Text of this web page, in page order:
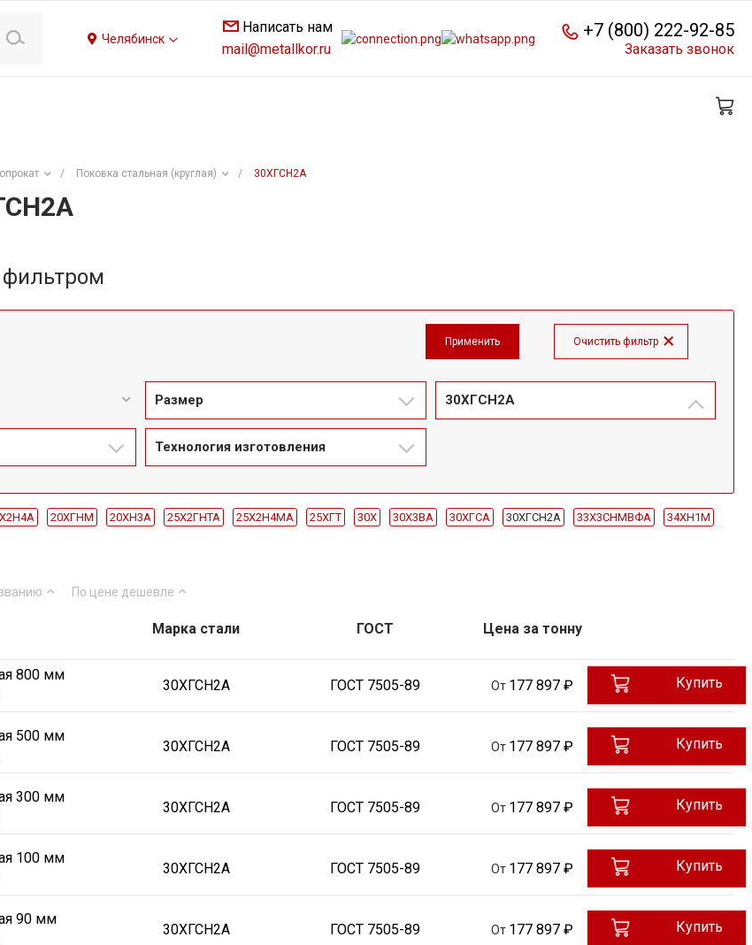
Челябинск
Написать нам
mail@metallkor.ru
+7 (800) 222-92-85
Заказать звонок
/ Поковка стальная (круглая) / 30ХГСН2А
фильтром
Размер 30ХГСН2А
Технология изготовления
20ХГНМ 20ХН3А 25Х2ГНТА 25Х2Н4МА 25ХГТ 30Х 30Х3ВА 30ХГСА 30ХГСН2А 33Х3СНМВФА 34ХН1М
По цене дешевле
Марка стали ГОСТ Цена за тонну
800 мм
30ХГСН2А ГОСТ 7505-89 От 177 897 ₽ Купить
500 мм
30ХГСН2А ГОСТ 7505-89 От 177 897 ₽ Купить
300 мм
30ХГСН2А ГОСТ 7505-89 От 177 897 ₽ Купить
100 мм
30ХГСН2А ГОСТ 7505-89 От 177 897 ₽ Купить
90 мм
30ХГСН2А ГОСТ 7505-89 От 177 897 ₽ Купить